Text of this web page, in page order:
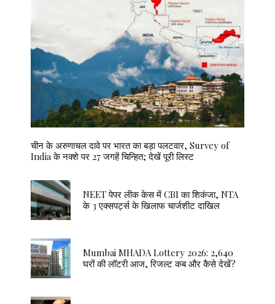
चीन के अरुणाचल दावे पर भारत का बड़ा पलटवार, Survey of
India के नक्शे पर 27 जगहें चिन्हित; देखें पूरी लिस्ट
NEET पेपर लीक केस में CBI का शिकंजा, NTA
के 3 एक्सपर्ट्स के खिलाफ चार्जशीट दाखिल
Mumbai MHADA Lottery 2026: 2,640
घरों की लॉटरी आज, रिजल्ट कब और कैसे देखें?